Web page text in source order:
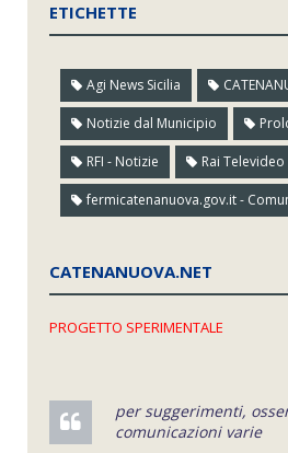
ETICHETTE
Agi News Sicilia
Notizie dal Municipio
RFI - Notizie Rai Televideo
fermicatenanuova.gov.it -
CATENANUOVA.NET
PROGETTO SPERIMENTALE
per suggerimenti,
comunicazioni varie